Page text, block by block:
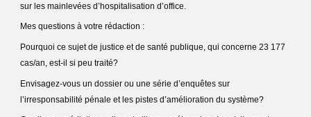
sur les mainlevées d’hospitalisation d’office.
Mes questions à votre rédaction :
Pourquoi ce sujet de justice et de santé publique, qui concerne 23 177
cas/an, est-il si peu traité?
Envisagez-vous un dossier ou une série d’enquêtes sur
l’irresponsabilité pénale et les pistes d’amélioration du système?